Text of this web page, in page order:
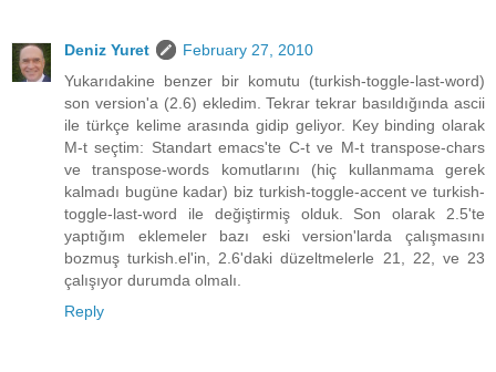
Deniz Yuret
February 27, 2010
Yukarıdakine benzer bir komutu (turkish-toggle-last-word)
son version'a (2.6) ekledim. Tekrar tekrar basıldığında ascii
ile türkçe kelime arasında gidip geliyor. Key binding olarak
M-t seçtim: Standart emacs'te C-t ve M-t transpose-chars
ve transpose-words komutlarını (hiç kullanmama gerek
kalmadı bugüne kadar) biz turkish-toggle-accent ve turkish-
toggle-last-word ile değiştirmiş olduk. Son olarak 2.5'te
yaptığım eklemeler bazı eski version'larda çalışmasını
bozmuş turkish.el'in, 2.6'daki düzeltmelerle 21, 22, ve 23
çalışıyor durumda olmalı.
Reply